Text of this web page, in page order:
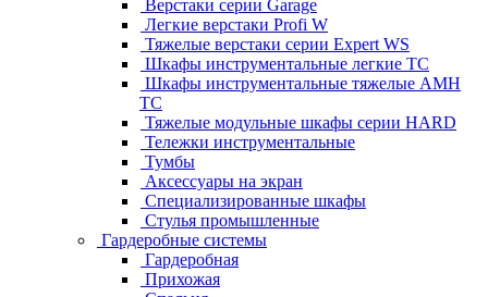
Верстаки серии Garage
Легкие верстаки Profi W
Тяжелые верстаки серии Expert WS
Шкафы инструментальные легкие ТС
Шкафы инструментальные тяжелые AMH
TC
Тяжелые модульные шкафы серии HARD
Тележки инструментальные
Тумбы
Аксессуары на экран
Специализированные шкафы
Стулья промышленные
Гардеробные системы
Гардеробная
Прихожая